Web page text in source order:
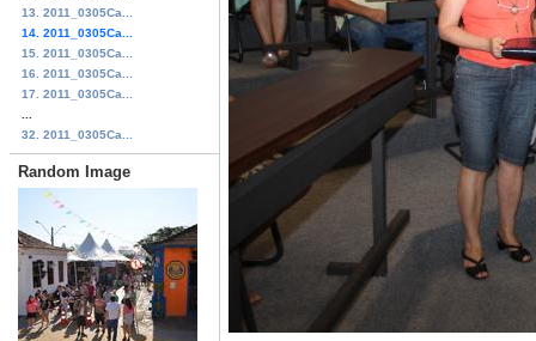
13. 2011_0305Ca...
14. 2011_0305Ca...
15. 2011_0305Ca...
16. 2011_0305Ca...
17. 2011_0305Ca...
32. 2011_0305Ca...
Random Image